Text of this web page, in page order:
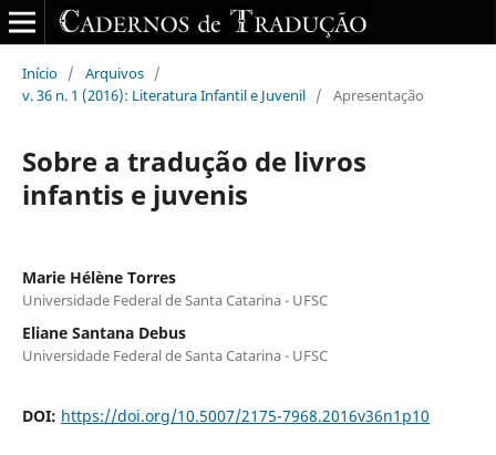
Início / Arquivos /
v. 36 n. 1 (2016): Literatura Infantil e Juvenil / Apresentação
Sobre a tradução de livros
infantis e juvenis
Marie Hélène Torres
Universidade Federal de Santa Catarina - UFSC
Eliane Santana Debus
Universidade Federal de Santa Catarina - UFSC
DOI: https://doi.org/10.5007/2175-7968.2016v36n1p10